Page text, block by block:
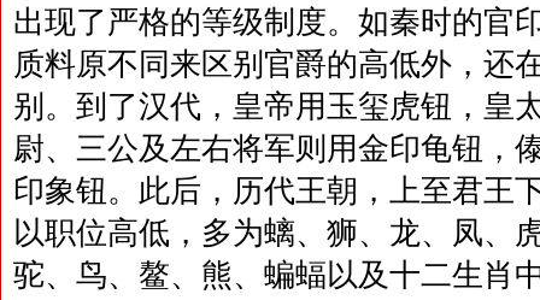
出现了严格的等级制度。如秦时的官
质料原不同来区别官爵的高低外，还
别。到了汉代，皇帝用玉玺虎钮，皇
尉、三公及左右将军则用金印龟钮，
印象钮。此后，历代王朝，上至君王
以职位高低，多为螭、狮、龙、凤、
驼、鸟、鳌、熊、蝙蝠以及十二生肖